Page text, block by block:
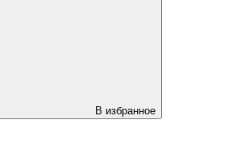
В избранное